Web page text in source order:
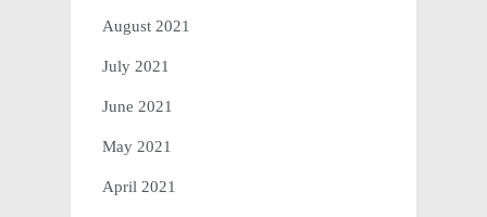
August 2021
July 2021
June 2021
May 2021
April 2021